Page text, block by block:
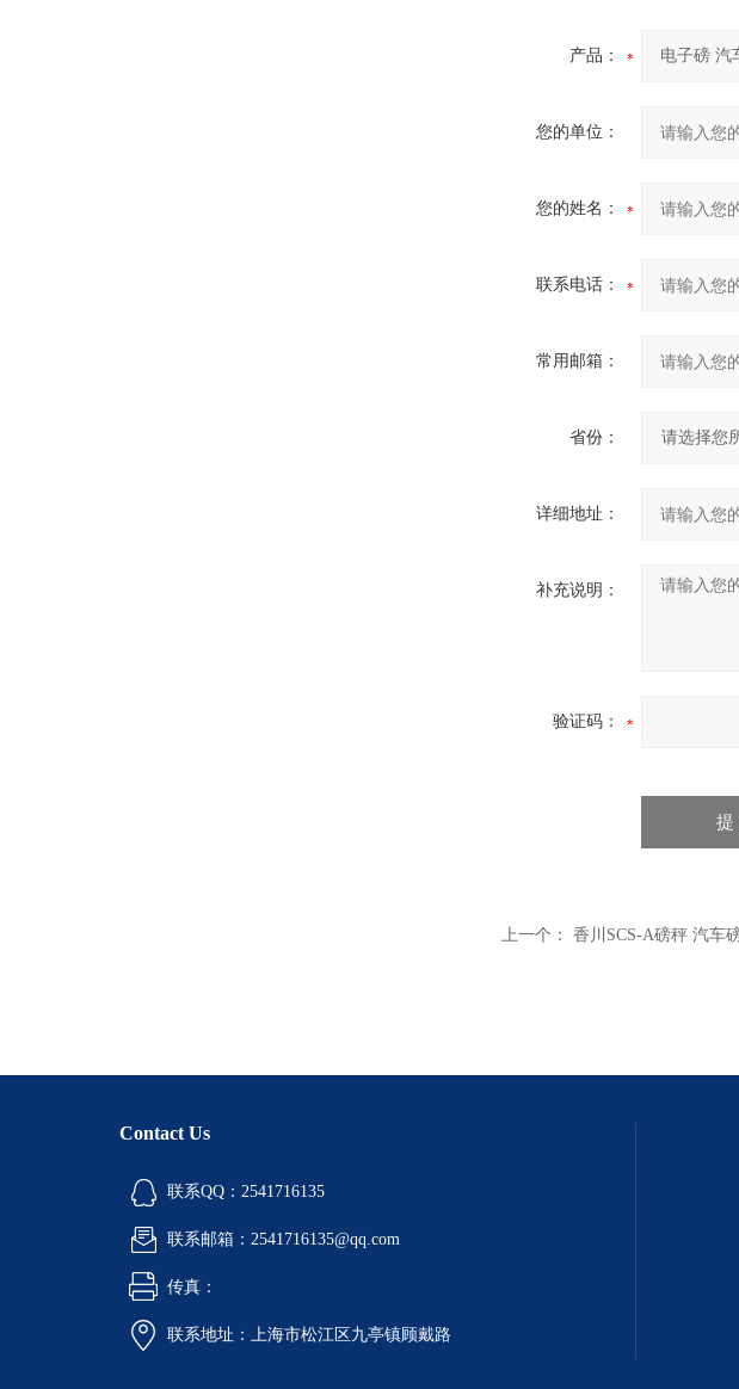
产品：
您的单位：
您的姓名：
联系电话：
常用邮箱：
省份：
详细地址：
补充说明：
验证码：
上一个： 香川SCS-A磅秤 汽车
Contact Us
联系QQ：2541716135
联系邮箱：2541716135@qq.com
传真：
联系地址：上海市松江区九亭镇顾戴路